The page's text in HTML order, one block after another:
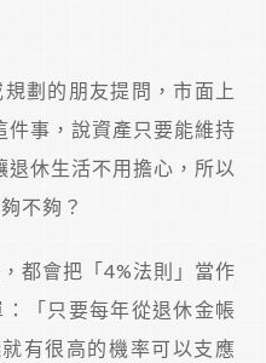
劃的朋友提問，市面上
件事，說資產只要能維持
休生活不用擔心，所以
不夠？
都會把「4%法則」當作
「只要每年從退休金帳
有很高的機率可以支應